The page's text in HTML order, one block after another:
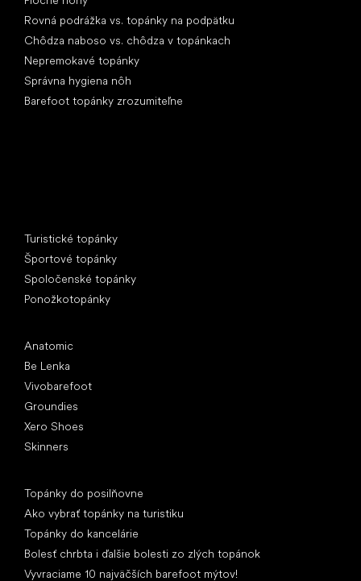
Rovná podrážka vs. topánky na podpätku
Chôdza naboso vs. chôdza v topánkach
Nepremokavé topánky
Správna hygiena nôh
Barefoot topánky zrozumiteľne
Turistické topánky
Športové topánky
Spoločenské topánky
Ponožkotopánky
Anatomic
Be Lenka
Vivobarefoot
Groundies
Xero Shoes
Skinners
Topánky do posilňovne
Ako vybrať topánky na turistiku
Topánky do kancelárie
Bolesť chrbta i ďalšie bolesti zo zlých topánok
Vyvraciame 10 najväčších barefoot mýtov!